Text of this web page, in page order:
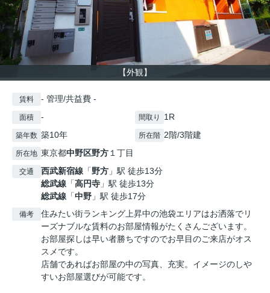
【外観】
賃料 - 管理/共益費 -
面積 - 間取り 1R
築年数 築10年 所在階 2階/3階建
所在地 東京都中野区野方 １丁目
交通 西武新宿線 「野方 」駅 徒歩13分
総武線 「高円寺 」駅 徒歩13分
総武線 「中野 」駅 徒歩17分
備考
住みたい街ランキング上昇中の池袋エリアはお洒落でリ
ーズナブルな賃料のお部屋情報がたくさんございます。
お部屋探しは早い者勝ちですのでお早目のご来店がオス
スメです。
店舗であればお部屋の中の写真、充実。イメージのしや
すいお部屋選びが可能です。